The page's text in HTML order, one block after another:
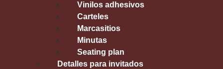
Vinilos adhesivos
Carteles
Marcasitios
Minutas
Seating plan
Detalles para invitados